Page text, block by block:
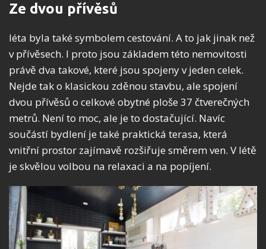
Ze dvou přívěsů
léta byla také symbolem cestování. A to jak jinak než
v přívěsech. I proto jsou základem této nemovitosti
právě dva takové, které jsou spojeny v jeden celek.
Nejde tak o klasickou zděnou stavbu, ale spojení
dvou přívěsů o celkové obytné ploše 37 čtverečných
metrů. Není to moc, ale je to dostačující. Navíc
součástí bydlení je také praktická terasa, která
vnitřní prostor zajímavě rozšiřuje směrem ven. V létě
je skvělou volbou na relaxaci a na popíjení.